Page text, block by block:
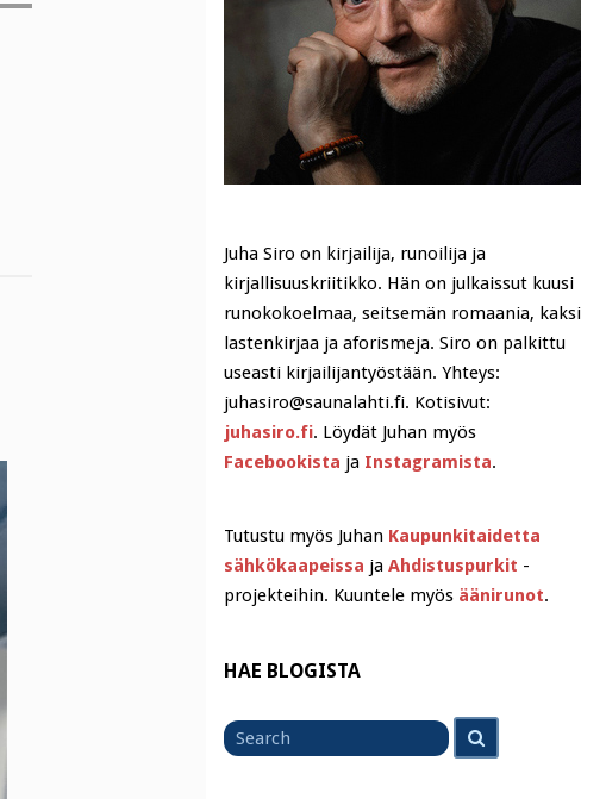
Juha Siro on kirjailija, runoilija ja
kirjallisuuskriitikko. Hän on julkaissut kuusi
runokokoelmaa, seitsemän romaania, kaksi
lastenkirjaa ja aforismeja. Siro on palkittu
useasti kirjailijantyöstään. Yhteys:
juhasiro@saunalahti.fi. Kotisivut:
juhasiro.fi. Löydät Juhan myös
Facebookista ja Instagramista.
Tutustu myös Juhan Kaupunkitaidetta
sähkökaapeissa ja Ahdistuspurkit -
projekteihin. Kuuntele myös äänirunot.
HAE BLOGISTA
for